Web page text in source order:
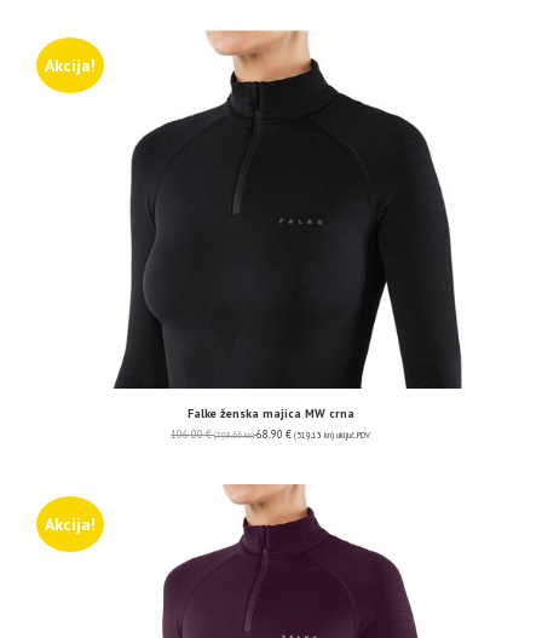
Akcija!
Falke ženska majica MW crna
106.00€ (798.66 kn) 68.90 € (519.13 kn) uključ. PDV
Akcija!